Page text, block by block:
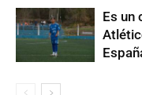
Es un